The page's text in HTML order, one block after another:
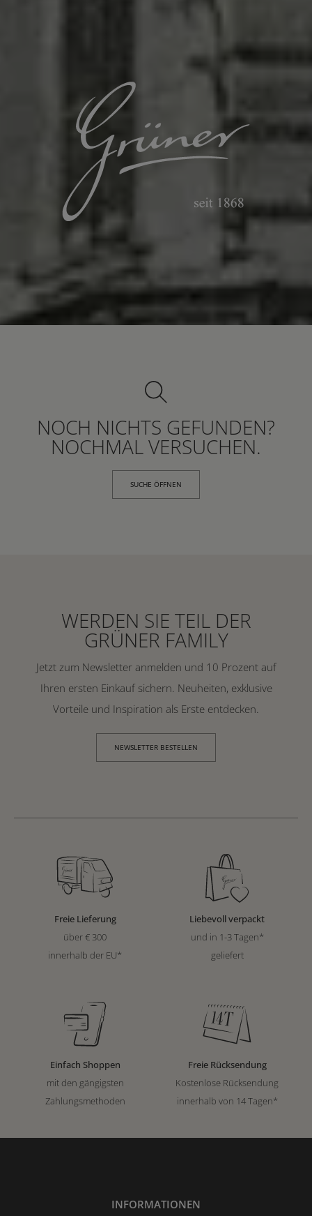
NOCH NICHTS GEFUNDEN?
NOCHMAL VERSUCHEN.
SUCHE ÖFFNEN
WERDEN SIE TEIL DER
GRÜNER FAMILY
Jetzt zum Newsletter anmelden und 10 Prozent auf
Ihren ersten Einkauf sichern. Neuheiten, exklusive
Vorteile und Inspiration als Erste entdecken.
NEWSLETTER BESTELLEN
Freie Lieferung
über € 300
innerhalb der EU*
Liebevoll verpackt
und in 1-3 Tagen*
geliefert
Einfach Shoppen
mit den gängigsten
Zahlungsmethoden
Freie Rücksendung
Kostenlose Rücksendung
innerhalb von 14 Tagen*
INFORMATIONEN